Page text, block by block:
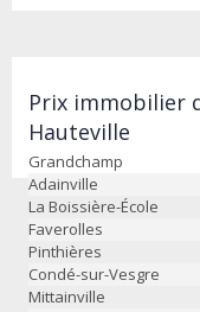
Prix immobilier
Hauteville
Grandchamp
Adainville
La Boissière-École
Faverolles
Pinthières
Condé-sur-Vesgre
Mittainville